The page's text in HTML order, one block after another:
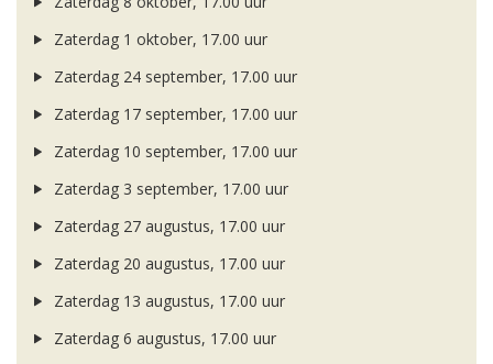
Zaterdag 1 oktober, 17.00 uur
Zaterdag 24 september, 17.00 uur
Zaterdag 17 september, 17.00 uur
Zaterdag 10 september, 17.00 uur
Zaterdag 3 september, 17.00 uur
Zaterdag 27 augustus, 17.00 uur
Zaterdag 20 augustus, 17.00 uur
Zaterdag 13 augustus, 17.00 uur
Zaterdag 6 augustus, 17.00 uur